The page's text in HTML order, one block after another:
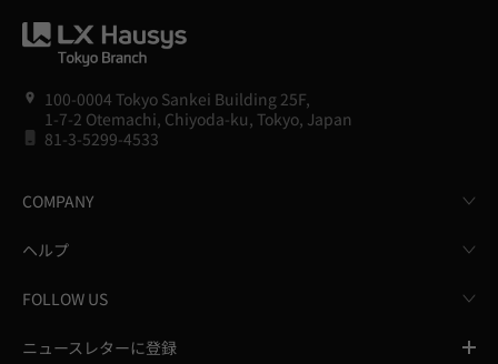
100-0004 Tokyo Sankei Building 25F,
1-7-2 Otemachi, Chiyoda-ku, Tokyo, Japan
81-3-5299-4533
COMPANY
ヘルプ
FOLLOW US
ニュースレターに登録